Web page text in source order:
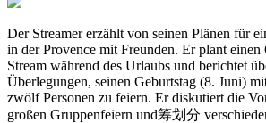
Der Streamer erzählt von seinen Plänen für
in der Provence mit Freunden. Er plant einen
Stream während des Urlaubs und berichtet
Überlegungen, seinen Geburtstag (8. Juni)
zwölf Personen zu feiern. Er diskutiert die
großen Gruppenfeiern und筹划分